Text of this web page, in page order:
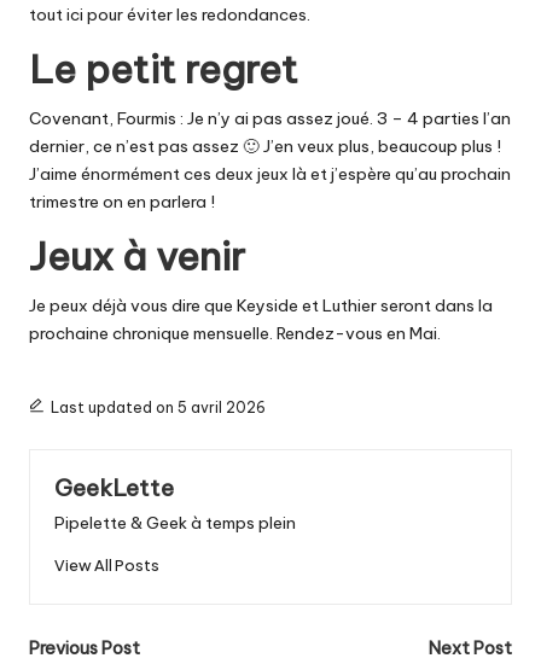
tout ici pour éviter les redondances.
Le petit regret
Covenant, Fourmis : Je n’y ai pas assez joué. 3 – 4 parties l’an
dernier, ce n’est pas assez 🙂 J’en veux plus, beaucoup plus !
J’aime énormément ces deux jeux là et j’espère qu’au prochain
trimestre on en parlera !
Jeux à venir
Je peux déjà vous dire que Keyside et Luthier seront dans la
prochaine chronique mensuelle. Rendez-vous en Mai.
Last updated on 5 avril 2026
GeekLette
Pipelette & Geek à temps plein
View All Posts
Post
Previous Post
Next Post